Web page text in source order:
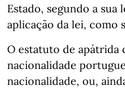
Estado, segundo a
aplicação da lei, como
O estatuto de apátrida
nacionalidade
nacionalidade, ou,